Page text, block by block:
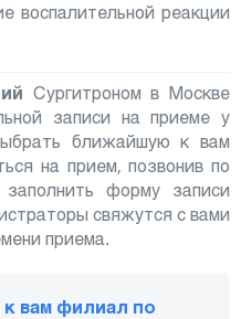
воспалительной реакции
Сургитроном в Москве
записи на приеме у
ближайшую к вам
на прием, позвонив по
форму записи
свяжутся с вами
приема.
вам филиал по